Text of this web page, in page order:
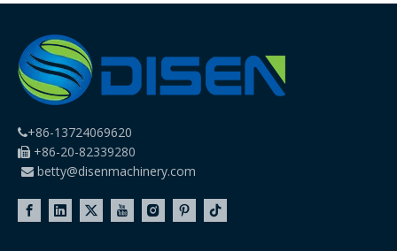
+86-13724069620
 +86-20-82339280
 betty@disenmachinery.com